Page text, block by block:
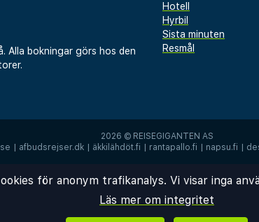
Planerar du ett
finns det event- och
kvadratmeter, däribland
Alla bokningar görs hos den
Hotell
Hyrbil
Sista minuten
Resmål
2026 © REISEGIGANTEN AS
afbudsrejser.dk äkkilähdöt.fi rantapallo.fi napsu.fi
för anonym trafikanalys. Vi visar inga
Läs mer om integritet